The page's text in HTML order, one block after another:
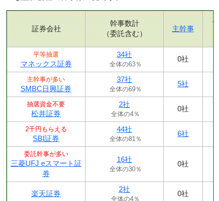
証券会社
幹事数計
（委託含む）
主幹事
平等抽選
マネックス証券
34社
全体の63％
0社
主幹事が多い
SMBC日興証券
37社
全体の69％
5社
抽選資金不要
松井証券
2社
全体の4％
0社
2千円もらえる
SBI証券
44社
全体の81％
6社
委託幹事が多い
三菱UFJ eスマート証
券
16社
全体の30％
0社
楽天証券
2社
全体の4％
0社